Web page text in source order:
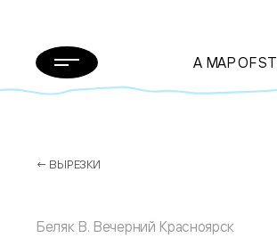
A MAP OF
← ВЫРЕЗКИ
Беляк В. Вечерний Красноярск